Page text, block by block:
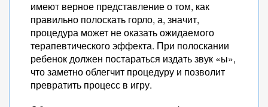
имеют верное представление о том, как
правильно полоскать горло, а, значит,
процедура может не оказать ожидаемого
терапевтического эффекта. При полоскании
ребенок должен постараться издать звук «ы»,
что заметно облегчит процедуру и позволит
превратить процесс в игру.